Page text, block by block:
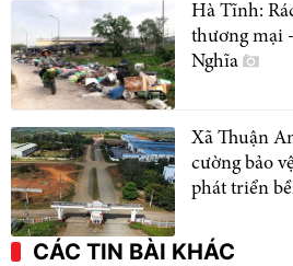
Hà Tĩnh:
thương mại
Nghĩa
Xã Thuận
cường bảo
phát triển
CÁC TIN BÀI KHÁC